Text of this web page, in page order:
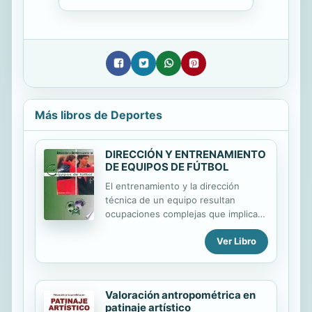
Más libros de Deportes
DIRECCIÓN Y ENTRENAMIENTO
DE EQUIPOS DE FÚTBOL
El entrenamiento y la dirección
técnica de un equipo resultan
ocupaciones complejas que implican
la comprensión eficaz y la
consumación de sólidos principios. El
entrenador o director técnico debe
capacidades, entre las que se
incluyen la habilidad para
Ver Libro
Valoración antropométrica en
patinaje artístico